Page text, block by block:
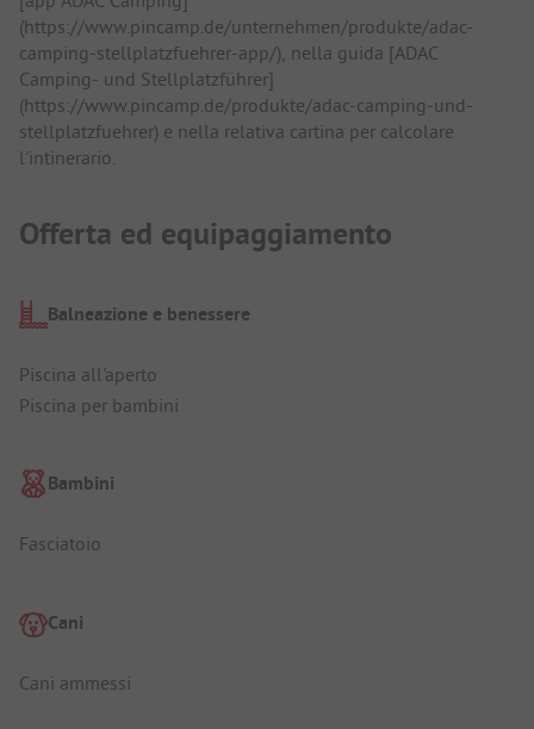
(https://www.pincamp.de/unternehmen/produkte/adac-
camping-stellplatzfuehrer-app/), nella guida [ADAC
Camping- und Stellplatzführer]
(https://www.pincamp.de/produkte/adac-camping-und-
stellplatzfuehrer) e nella relativa cartina per calcolare
l'intinerario.
Offerta ed equipaggiamento
Balneazione e benessere
Piscina all'aperto
Piscina per bambini
Bambini
Fasciatoio
Cani
Cani ammessi